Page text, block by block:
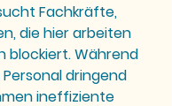
Fachkräfte,
die hier arbeiten
blockiert. Während
dringend
ineffiziente